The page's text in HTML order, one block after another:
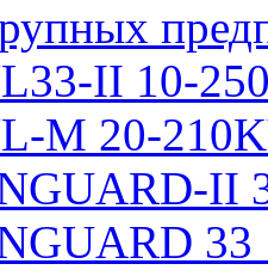
II 10-
M 20-
II
33